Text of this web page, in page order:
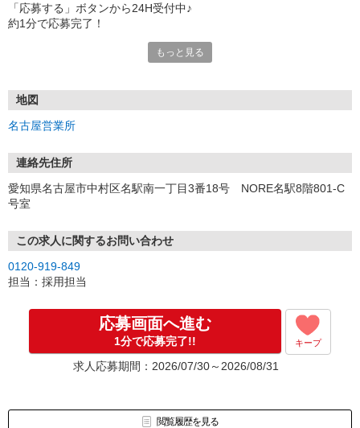
「応募する」ボタンから24H受付中♪
約1分で応募完了！
①応募から3営業日を目安に、メールorお電話でご連絡します。
★スマホでWEB面接（LINEなど）・出張面接・事務所面接と選べま
す
③面接実施（履歴書不要）
④勤務開始（スタート日は応相談）
お気軽にご応募ください♪
もっと見る
地図
名古屋営業所
連絡先住所
愛知県名古屋市中村区名駅南一丁目3番18号 NORE名駅8階801-C
号室
この求人に関するお問い合わせ
0120-919-849
担当：採用担当
応募画面へ進む
1分で応募完了!! キープ
求人応募期間：2026/07/30～2026/08/31
閲覧履歴を見る